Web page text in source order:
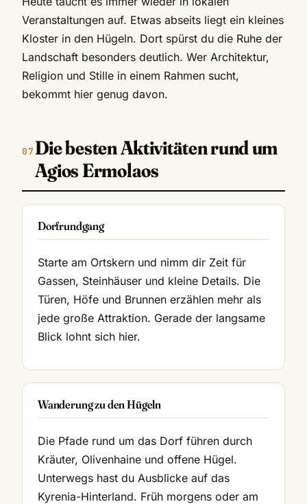
Veranstaltungen auf. Etwas abseits liegt ein kleines
Kloster in den Hügeln. Dort spürst du die Ruhe der
Landschaft besonders deutlich. Wer Architektur,
Religion und Stille in einem Rahmen sucht,
bekommt hier genug davon.
Die besten Aktivitäten rund um
Agios Ermolaos
Dorfrundgang
Starte am Ortskern und nimm dir Zeit für
Gassen, Steinhäuser und kleine Details. Die
Türen, Höfe und Brunnen erzählen mehr als
jede große Attraktion. Gerade der langsame
Blick lohnt sich hier.
Wanderung zu den Hügeln
Die Pfade rund um das Dorf führen durch
Kräuter, Olivenhaine und offene Hügel.
Unterwegs hast du Ausblicke auf das
Kyrenia-Hinterland. Früh morgens oder am